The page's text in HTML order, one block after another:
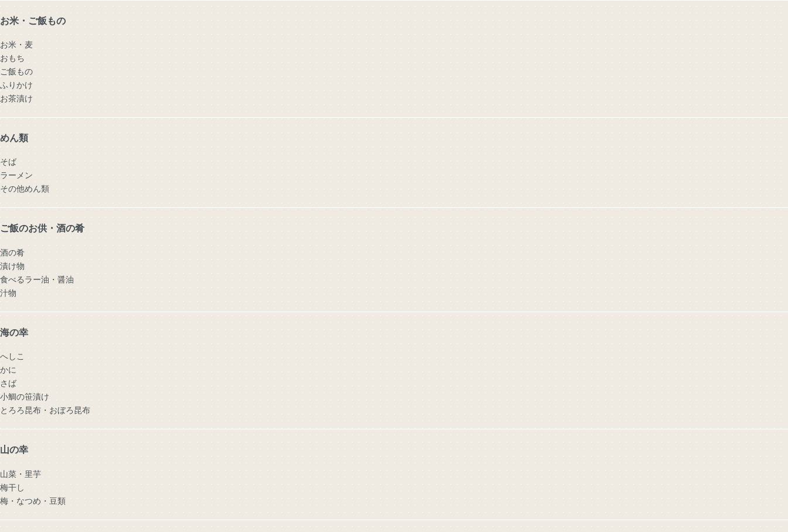
お米・ご飯もの
お米・麦
おもち
ご飯もの
ふりかけ
お茶漬け
めん類
そば
ラーメン
その他めん類
ご飯のお供・酒の肴
酒の肴
漬け物
食べるラー油・醤油
汁物
海の幸
へしこ
かに
さば
小鯛の笹漬け
とろろ昆布・おぼろ昆布
山の幸
山菜・里芋
梅干し
梅・なつめ・豆類